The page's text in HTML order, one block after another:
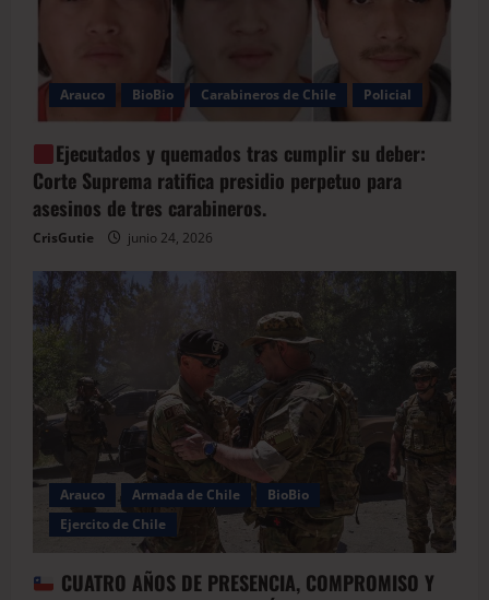
Arauco BioBio Carabineros de Chile Policial
Ejecutados y quemados tras cumplir su deber:
Corte Suprema ratifica presidio perpetuo para
asesinos de tres carabineros.
CrisGutie junio 24, 2026
Arauco Armada de Chile
BioBio
Ejercito de Chile
CUATRO AÑOS DE PRESENCIA, COMPROMISO Y